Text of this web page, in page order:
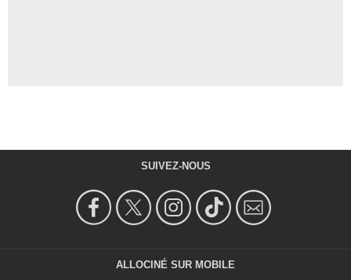
SUIVEZ-NOUS
ALLOCINÉ SUR MOBILE